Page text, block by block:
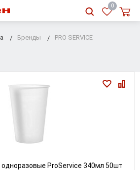
RU
0
Бренды PRO SERVICE
ProService 340мл 50шт